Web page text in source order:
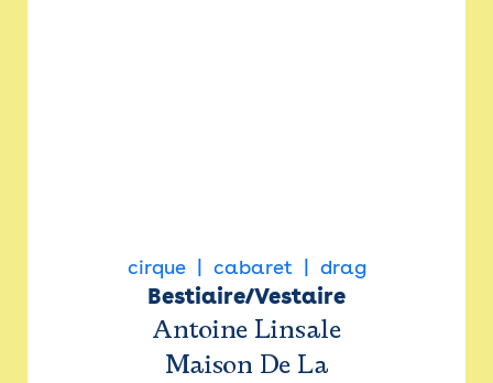
cirque cabaret drag
Bestiaire/Vestaire
Antoine Linsale
Maison De La